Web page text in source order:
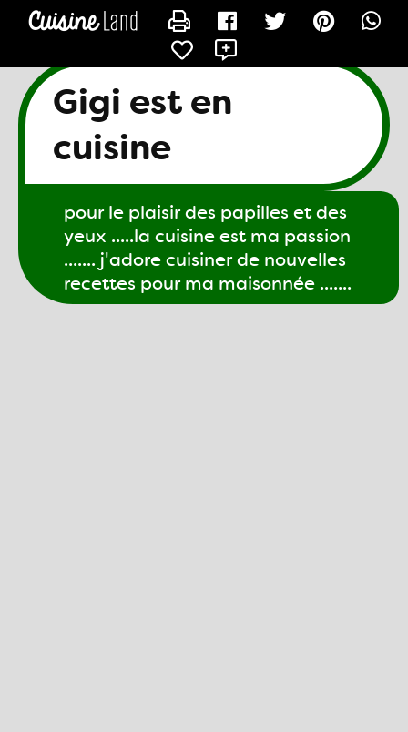
Gigi est en
cuisine
pour le plaisir des papilles et des
yeux .....la cuisine est ma passion
....... j'adore cuisiner de nouvelles
recettes pour ma maisonnée .......
CONTACTER GIGI61